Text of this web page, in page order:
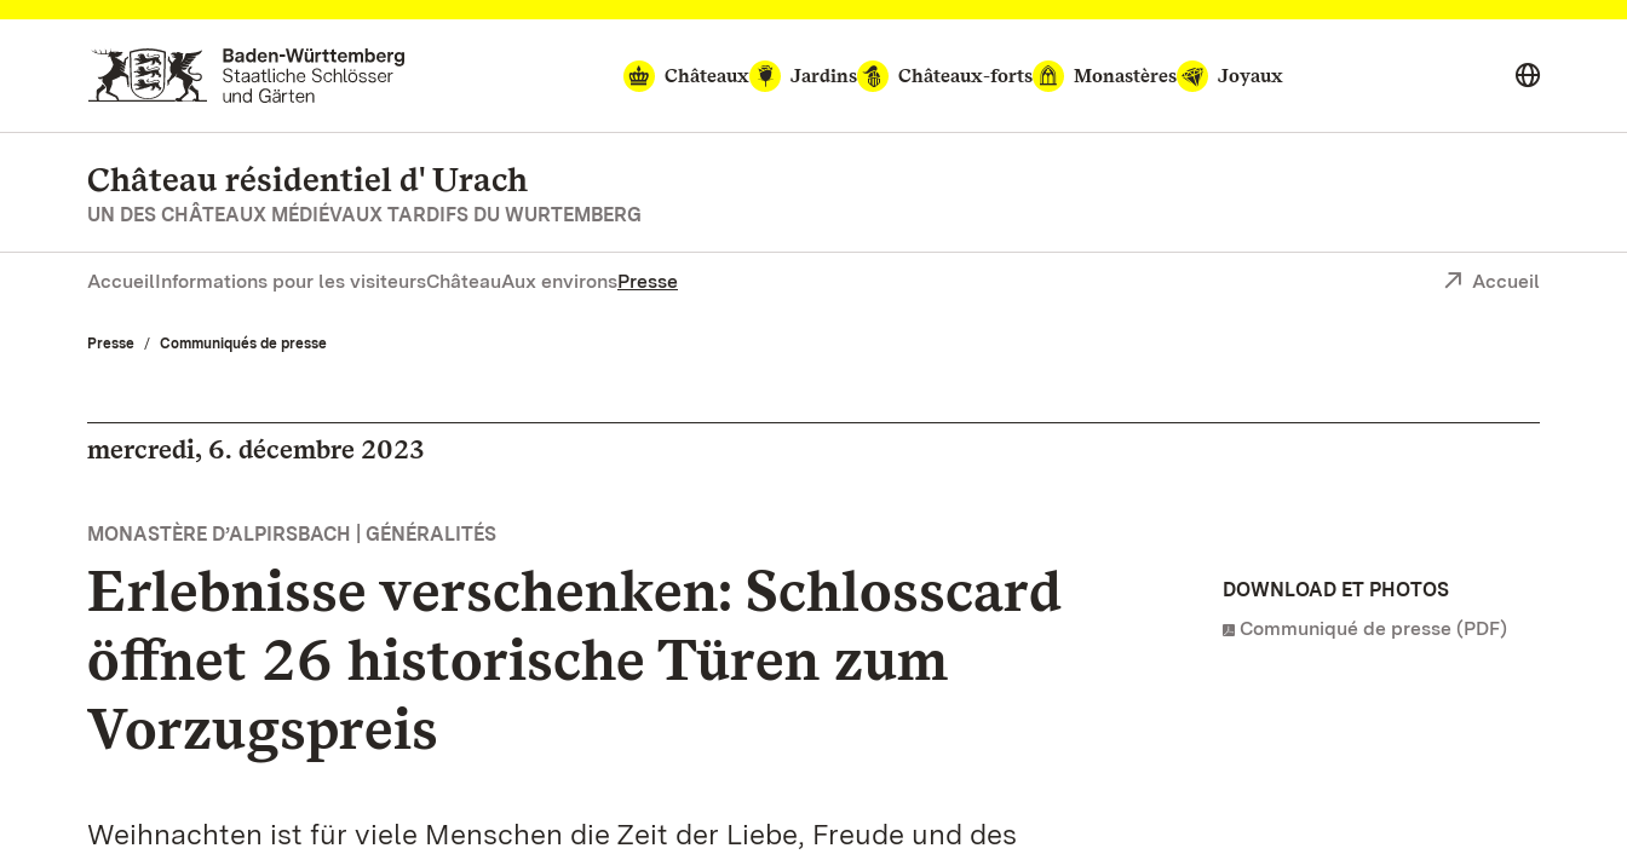
Vers la page d’accueil
Châteaux
Jardins Châteaux-forts Monastères Joyaux
Château résidentiel d' Urach
UN DES CHÂTEAUX MÉDIÉVAUX TARDIFS DU WURTEMBERG
AccueilInformations pour les visiteursChâteauAux environsPresse Accueil
Presse Communiqués de presse
mercredi, 6. décembre 2023
MONASTÈRE D’ALPIRSBACH | GÉNÉRALITÉS
Erlebnisse verschenken: Schlosscard
öffnet 26 historische Türen zum
Vorzugspreis
Weihnachten ist für viele Menschen die Zeit der Liebe, Freude und des
DOWNLOAD ET PHOTOS
Communiqué de presse (PDF)